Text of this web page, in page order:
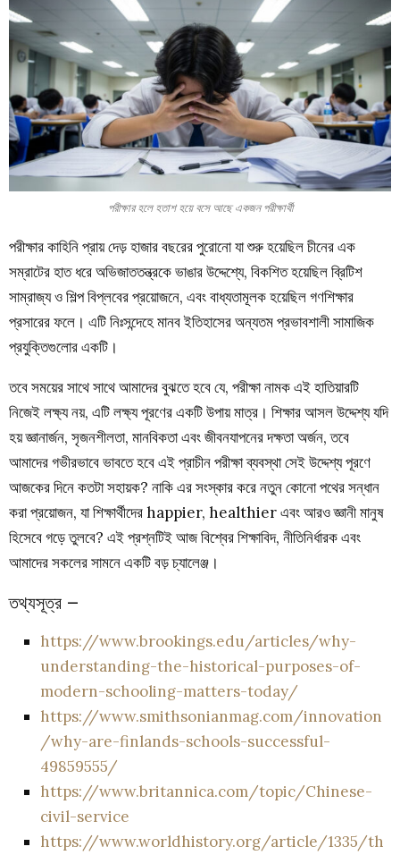
পরীক্ষার হলে হতাশ হয়ে বসে আছে একজন পরীক্ষার্থী
পরীক্ষার কাহিনি প্রায় দেড় হাজার বছরের পুরোনো যা শুরু হয়েছিল চীনের এক
সম্রাটের হাত ধরে অভিজাততন্ত্রকে ভাঙার উদ্দেশ্যে, বিকশিত হয়েছিল ব্রিটিশ
সাম্রাজ্য ও শিল্প বিপ্লবের প্রয়োজনে, এবং বাধ্যতামূলক হয়েছিল গণশিক্ষার
প্রসারের ফলে। এটি নিঃসন্দেহে মানব ইতিহাসের অন্যতম প্রভাবশালী সামাজিক
প্রযুক্তিগুলোর একটি।
তবে সময়ের সাথে সাথে আমাদের বুঝতে হবে যে, পরীক্ষা নামক এই হাতিয়ারটি
নিজেই লক্ষ্য নয়, এটি লক্ষ্য পূরণের একটি উপায় মাত্র। শিক্ষার আসল উদ্দেশ্য যদি
হয় জ্ঞানার্জন, সৃজনশীলতা, মানবিকতা এবং জীবনযাপনের দক্ষতা অর্জন, তবে
আমাদের গভীরভাবে ভাবতে হবে এই প্রাচীন পরীক্ষা ব্যবস্থা সেই উদ্দেশ্য পূরণে
আজকের দিনে কতটা সহায়ক? নাকি এর সংস্কার করে নতুন কোনো পথের সন্ধান
করা প্রয়োজন, যা শিক্ষার্থীদের happier, healthier এবং আরও জ্ঞানী মানুষ
হিসেবে গড়ে তুলবে? এই প্রশ্নটিই আজ বিশ্বের শিক্ষাবিদ, নীতিনির্ধারক এবং
আমাদের সকলের সামনে একটি বড় চ্যালেঞ্জ।
তথ্যসূত্র –
https://www.brookings.edu/articles/why-
understanding-the-historical-purposes-of-
modern-schooling-matters-today/
https://www.smithsonianmag.com/innovation
/why-are-finlands-schools-successful-
49859555/
https://www.britannica.com/topic/Chinese-
civil-service
https://www.worldhistory.org/article/1335/th